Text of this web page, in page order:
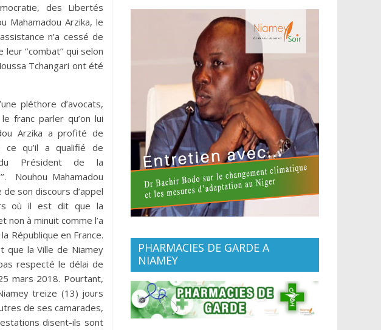
des Libertés
Mahamadou Arzika, le
n’a cessé de
‘’combat’’ qui selon
Tchangari ont été
pléthore d’avocats,
franc parler qu’on lui
Arzika a profité de
ce qu’il a qualifié de
du Président de la
Nouhou Mahamadou
son discours d’appel
où il est dit que la
non à minuit comme l’a
République en France.
que la Ville de Niamey
respecté le délai de
mars 2018. Pourtant,
treize (13) jours
de ses camarades,
disent-ils sont
PHARMACIES DE GARDE A
NIAMEY